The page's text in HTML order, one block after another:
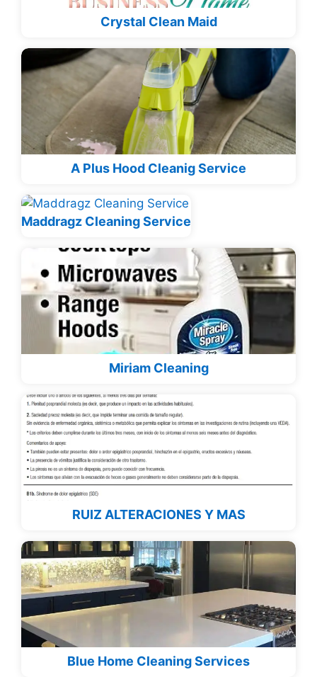
Crystal Clean Maid
A Plus Hood Cleanig Service
Maddragz Cleaning Service
Miriam Cleaning
RUIZ ALTERACIONES Y MAS
Blue Home Cleaning Services